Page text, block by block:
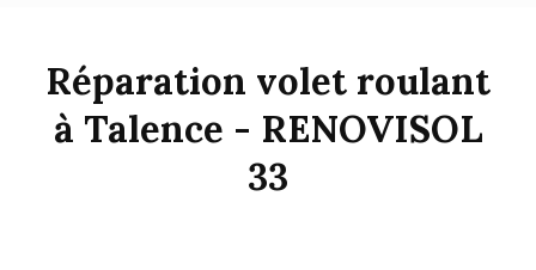
Réparation volet roulant
à Talence - RENOVISOL
33